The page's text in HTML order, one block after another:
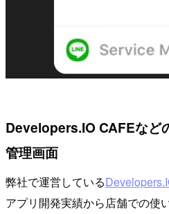
Developers.IO CAFEなど
管理画面
弊社で運営している
アプリ開発実績から店舗での使